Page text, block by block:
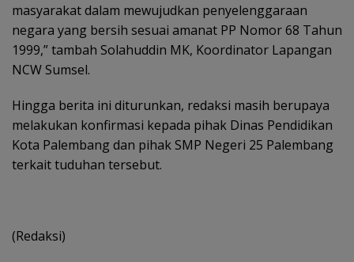
masyarakat dalam mewujudkan penyelenggaraan
negara yang bersih sesuai amanat PP Nomor 68 Tahun
1999,” tambah Solahuddin MK, Koordinator Lapangan
NCW Sumsel.
Hingga berita ini diturunkan, redaksi masih berupaya
melakukan konfirmasi kepada pihak Dinas Pendidikan
Kota Palembang dan pihak SMP Negeri 25 Palembang
terkait tuduhan tersebut.
(Redaksi)